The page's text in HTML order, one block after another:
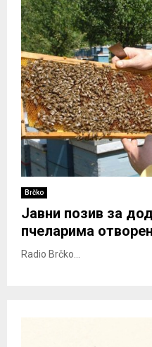
Brčko
Јавни позив за
пчеларима
Radio Brčko...